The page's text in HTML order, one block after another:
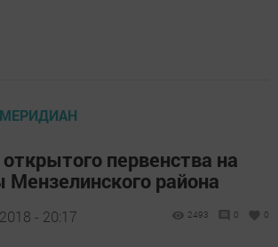
первенства на
Мензелинского района
- 20:17 2493 0 0